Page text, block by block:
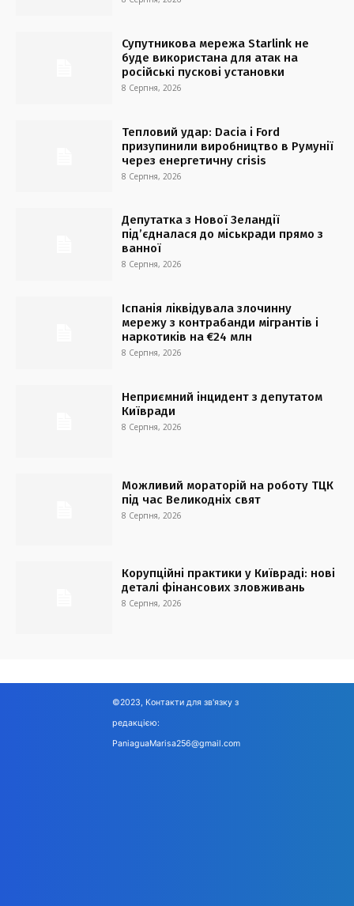
Супутникова мережа Starlink не
буде використана для атак на
російські пускові установки
8 Серпня, 2026
Тепловий удар: Dacia і Ford
призупинили виробництво в Румунії
через енергетичну crisis
8 Серпня, 2026
Депутатка з Нової Зеландії
під’єдналася до міськради прямо з
ванної
8 Серпня, 2026
Іспанія ліквідувала злочинну
мережу з контрабанди мігрантів і
наркотиків на €24 млн
8 Серпня, 2026
Неприємний інцидент з депутатом
Київради
8 Серпня, 2026
Можливий мораторій на роботу ТЦК
під час Великодніх свят
8 Серпня, 2026
Корупційні практики у Київраді: нові
деталі фінансових зловживань
8 Серпня, 2026
©2023, Контакти для зв'язку з
редакцією:
PaniaguaMarisa256@gmail.com